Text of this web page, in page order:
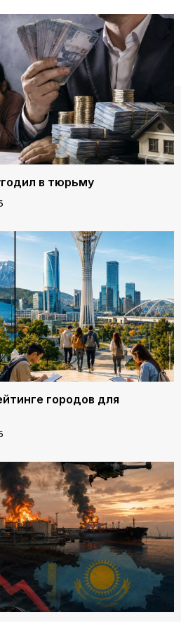
в тюрьму
городов для